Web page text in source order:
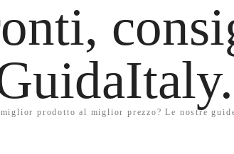
prodotto al miglior prezzo? Le nostre